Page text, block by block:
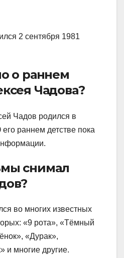
2 сентября 1981
о раннем
Чадова?
Чадов родился в
раннем детстве пока
снимал
во многих известных
«9 рота», «Тёмный
«Дурак»,
и многие другие.